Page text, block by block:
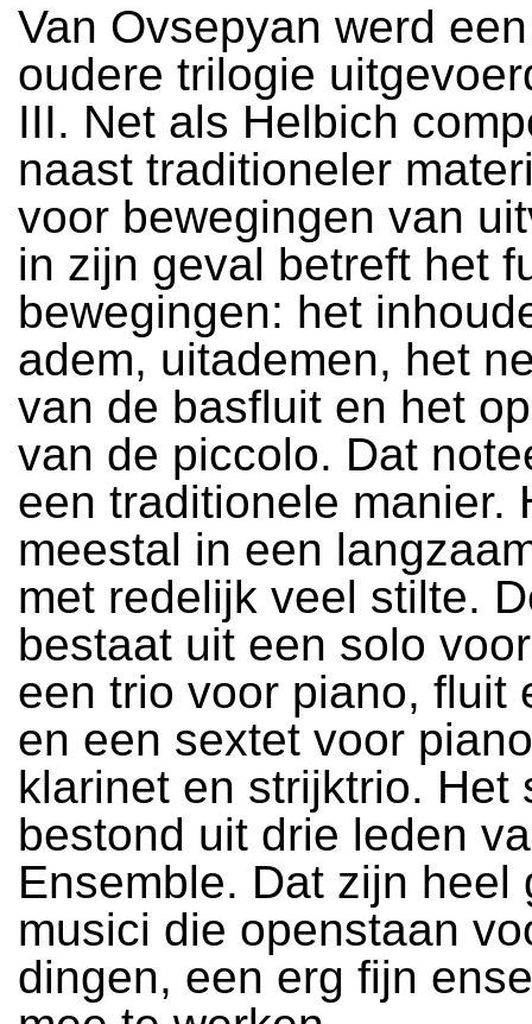
Van Ovsepyan werd
oudere trilogie
III. Net als Helbich
naast traditioneler
voor bewegingen van
in zijn geval betreft het
bewegingen: het
adem, uitademen, het
van de basfluit en het
van de piccolo. Dat
een traditionele manier.
meestal in een
met redelijk veel stilte.
bestaat uit een solo
een trio voor piano, fluit
en een sextet voor
klarinet en strijktrio. Het
bestond uit drie leden
Ensemble. Dat zijn heel
musici die openstaan
dingen, een erg fijn